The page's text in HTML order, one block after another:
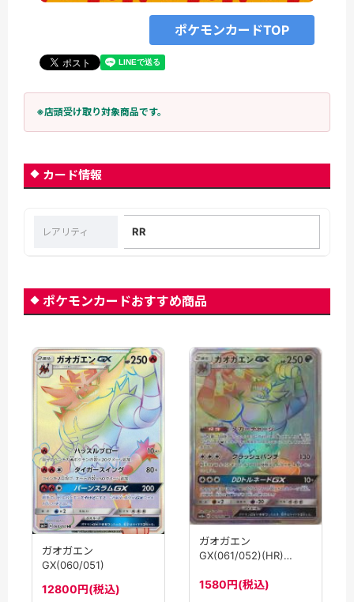
ポケモンカードTOP
※店頭受け取り対象商品です。
カード情報
レアリティ RR
ポケモンカードおすすめ商品
ガオガエン
GX(060/051)
12800円(税込)
ガオガエン
GX(061/052)(HR)
1580円(税込)